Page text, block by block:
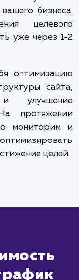
гибкую
расходы и
бизнес-
вашем сайте -